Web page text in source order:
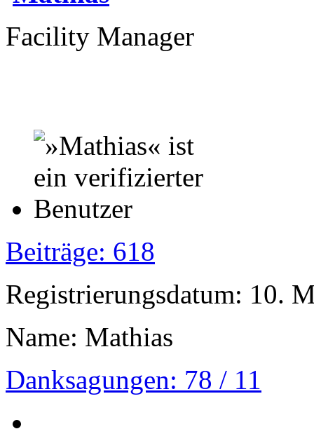
Facility Manager
Beiträge: 618
Registrierungsdatum: 10.
Name: Mathias
Danksagungen: 78 / 11